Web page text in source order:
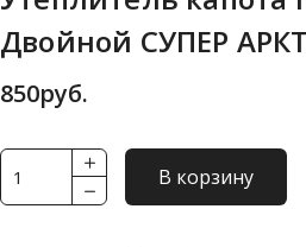
Двойной СУПЕР
850руб.
Количество
товара
В корзину